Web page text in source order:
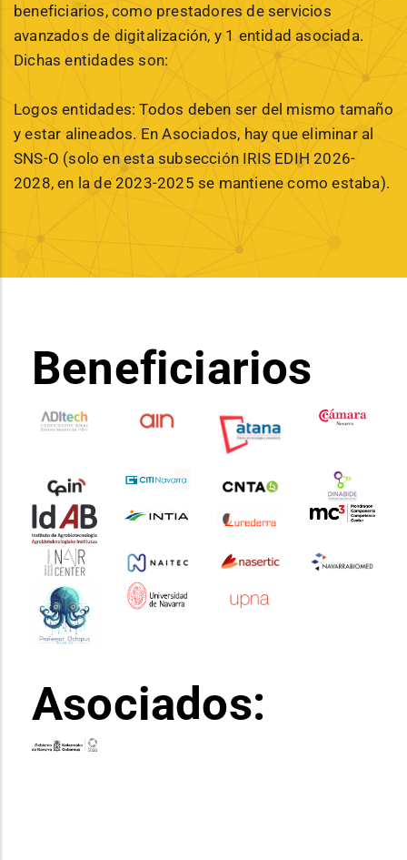
beneficiarios, como prestadores de servicios
avanzados de digitalización, y 1 entidad asociada.
Dichas entidades son:
Logos entidades: Todos deben ser del mismo tamaño
y estar alineados. En Asociados, hay que eliminar al
SNS-O (solo en esta subsección IRIS EDIH 2026-
2028, en la de 2023-2025 se mantiene como estaba).
Beneficiarios
Asociados: